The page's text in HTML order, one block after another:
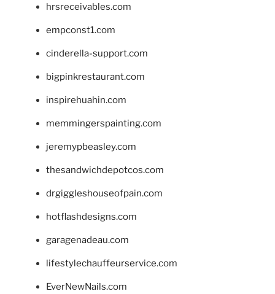
hrsreceivables.com
empconst1.com
cinderella-support.com
bigpinkrestaurant.com
inspirehuahin.com
memmingerspainting.com
jeremypbeasley.com
thesandwichdepotcos.com
drgiggleshouseofpain.com
hotflashdesigns.com
garagenadeau.com
lifestylechauffeurservice.com
EverNewNails.com